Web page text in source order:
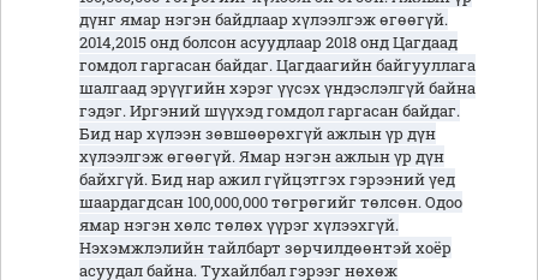
дүнг ямар нэгэн байдлаар хүлээлгэж өгөөгүй.
2014,2015 онд болсон асуудлаар 2018 онд Цагдаад
гомдол гаргасан байдаг. Цагдаагийн байгууллага
шалгаад эрүүгийн хэрэг үүсэх үндэслэлгүй байна
гэдэг. Иргэний шүүхэд гомдол гаргасан байдаг.
Бид нар хүлээн зөвшөөрөхгүй ажлын үр дүн
хүлээлгэж өгөөгүй. Ямар нэгэн ажлын үр дүн
байхгүй. Бид нар ажил гүйцэтгэх гэрээний үед
шаардагдсан 100,000,000 төгрөгийг төлсөн. Одоо
ямар нэгэн хөлс төлөх үүрэг хүлээхгүй.
Нэхэмжлэлийн тайлбарт зөрчилдөөнтэй хоёр
асуудал байна. Тухайлбал гэрээг нөхөж